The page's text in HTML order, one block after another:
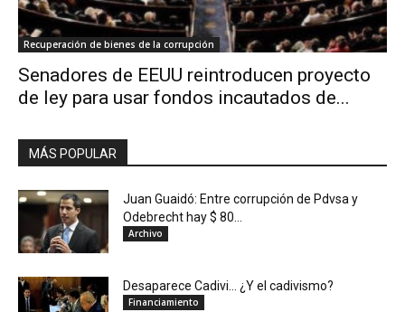
Recuperación de bienes de la corrupción
Senadores de EEUU reintroducen proyecto
de ley para usar fondos incautados de...
MÁS POPULAR
Juan Guaidó: Entre corrupción de Pdvsa y
Odebrecht hay $ 80...
Archivo
Desaparece Cadivi… ¿Y el cadivismo?
Financiamiento